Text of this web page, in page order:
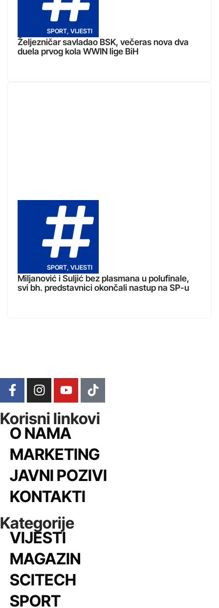
SPORT, VIJESTI
Željezničar savladao BSK, večeras nova dva
duela prvog kola WWIN lige BiH
SPORT, VIJESTI
Miljanović i Suljić bez plasmana u polufinale,
svi bh. predstavnici okončali nastup na SP-u
Korisni linkovi
O NAMA
MARKETING
JAVNI POZIVI
KONTAKTI
Kategorije
VIJESTI
MAGAZIN
SCITECH
SPORT